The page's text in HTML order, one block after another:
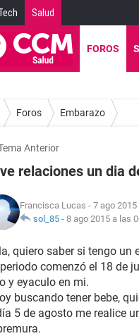
Salud
FOROS
Foros Embarazo
Anterior
relaciones un dia
Francisca Lucas - 7 ago
sol_85 - 8 ago 2015 a las
quiero saber si tengo un
comenzó el 18 de
y eyaculo en mi.
buscando tener bebe,
5 de agosto me realice